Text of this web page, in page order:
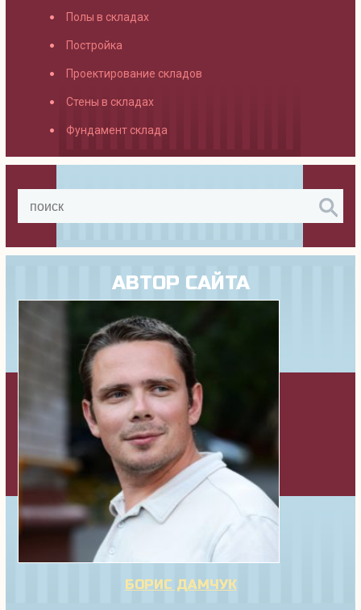
Полы в складах
Постройка
Проектирование складов
Стены в складах
Фундамент склада
АВТОР САЙТА
БОРИС ДАМЧУК